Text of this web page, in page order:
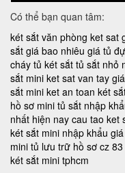
Có thể bạn quan tâm:
két sắt văn phòng ket sat
sắt giá bao nhiêu giá tủ
cháy tủ két sắt tủ sắt nhỏ
sắt mini ket sat van tay
sắt mini ket an toan két
hồ sơ mini tủ sắt nhập
nhất hiện nay cau tao ket
két sắt mini nhập khẩu
mini tủ lưu trữ hồ sơ cz 83
két sắt mini tphcm